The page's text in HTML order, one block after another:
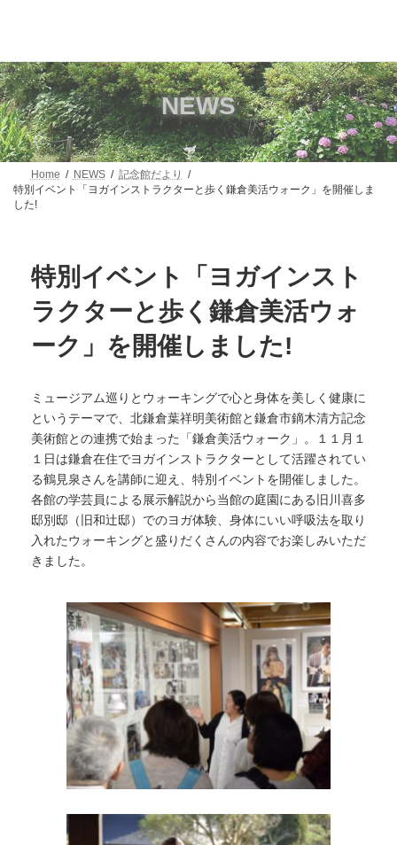
ツ
へ
ス
キ
ッ
プ
シ
ョ
ン
に
移
動
NEWS
Home NEWS
記念館だより
特別イベント「ヨガインストラクターと歩く鎌倉美活ウォーク」を開催しま
した!
特別イベント「ヨガインスト
ラクターと歩く鎌倉美活ウォ
ーク」を開催しました!
ミュージアム巡りとウォーキングで心と身体を美しく健康に
というテーマで、北鎌倉葉祥明美術館と鎌倉市鏑木清方記念
美術館との連携で始まった「鎌倉美活ウォーク」。１１月１
１日は鎌倉在住でヨガインストラクターとして活躍されてい
る鶴見泉さんを講師に迎え、特別イベントを開催しました。
各館の学芸員による展示解説から当館の庭園にある旧川喜多
邸別邸（旧和辻邸）でのヨガ体験、身体にいい呼吸法を取り
入れたウォーキングと盛りだくさんの内容でお楽しみいただ
きました。